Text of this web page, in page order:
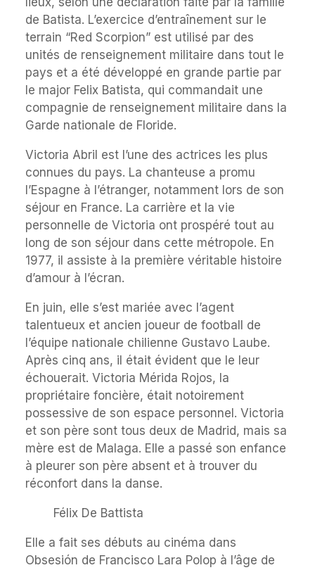
de Batista. L’exercice d’entraînement sur le
terrain “Red Scorpion” est utilisé par des
unités de renseignement militaire dans tout le
pays et a été développé en grande partie par
le major Felix Batista, qui commandait une
compagnie de renseignement militaire dans la
Garde nationale de Floride.
Victoria Abril est l’une des actrices les plus
connues du pays. La chanteuse a promu
l’Espagne à l’étranger, notamment lors de son
séjour en France. La carrière et la vie
personnelle de Victoria ont prospéré tout au
long de son séjour dans cette métropole. En
1977, il assiste à la première véritable histoire
d’amour à l’écran.
En juin, elle s’est mariée avec l’agent
talentueux et ancien joueur de football de
l’équipe nationale chilienne Gustavo Laube.
Après cinq ans, il était évident que le leur
échouerait. Victoria Mérida Rojos, la
propriétaire foncière, était notoirement
possessive de son espace personnel. Victoria
et son père sont tous deux de Madrid, mais sa
mère est de Malaga. Elle a passé son enfance
à pleurer son père absent et à trouver du
réconfort dans la danse.
Félix De Battista
Elle a fait ses débuts au cinéma dans
Obsesión de Francisco Lara Polop à l’âge de